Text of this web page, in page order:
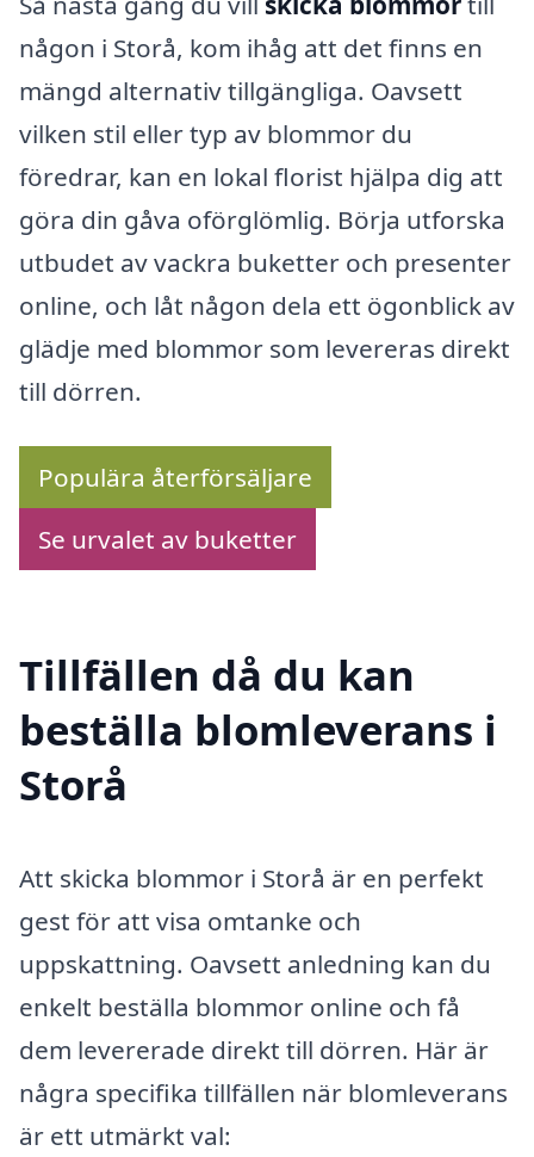
någon i Storå, kom ihåg att det finns en
mängd alternativ tillgängliga. Oavsett
vilken stil eller typ av blommor du
föredrar, kan en lokal florist hjälpa dig att
göra din gåva oförglömlig. Börja utforska
utbudet av vackra buketter och presenter
online, och låt någon dela ett ögonblick av
glädje med blommor som levereras direkt
till dörren.
Populära återförsäljare
Se urvalet av buketter
Tillfällen då du kan
beställa blomleverans i
Storå
Att skicka blommor i Storå är en perfekt
gest för att visa omtanke och
uppskattning. Oavsett anledning kan du
enkelt beställa blommor online och få
dem levererade direkt till dörren. Här är
några specifika tillfällen när blomleverans
är ett utmärkt val: